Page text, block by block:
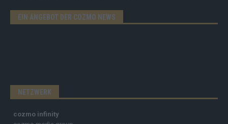
EIN ANGEBOT DER COZMO NEWS
NETZWERK
cozmo infinity